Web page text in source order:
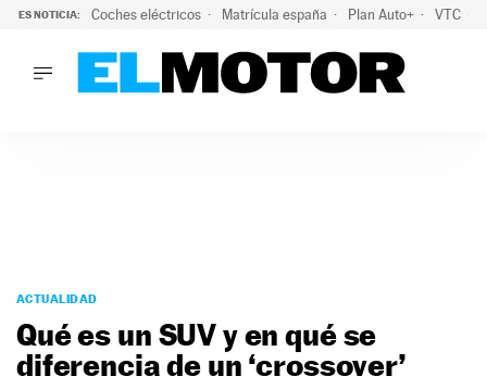
ES NOTICIA: Coches eléctricos Matrícula españa Plan Auto+ VTC
PODCAST
MOTOS
TECNOLOGÍA
ACTUALIDAD
Qué es un SUV y en qué se
diferencia de un ‘crossover’